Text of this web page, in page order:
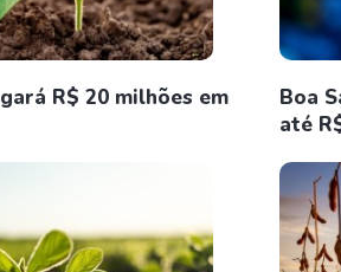
R$ 20 milhões em
Boa
até